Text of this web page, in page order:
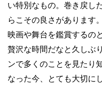
い特別なもの。巻き戻し
らこその良さがあります
映画や舞台を鑑賞するの
贅沢な時間だなと久しぶ
ンで多くのことを見たり
なった今、とても大切に